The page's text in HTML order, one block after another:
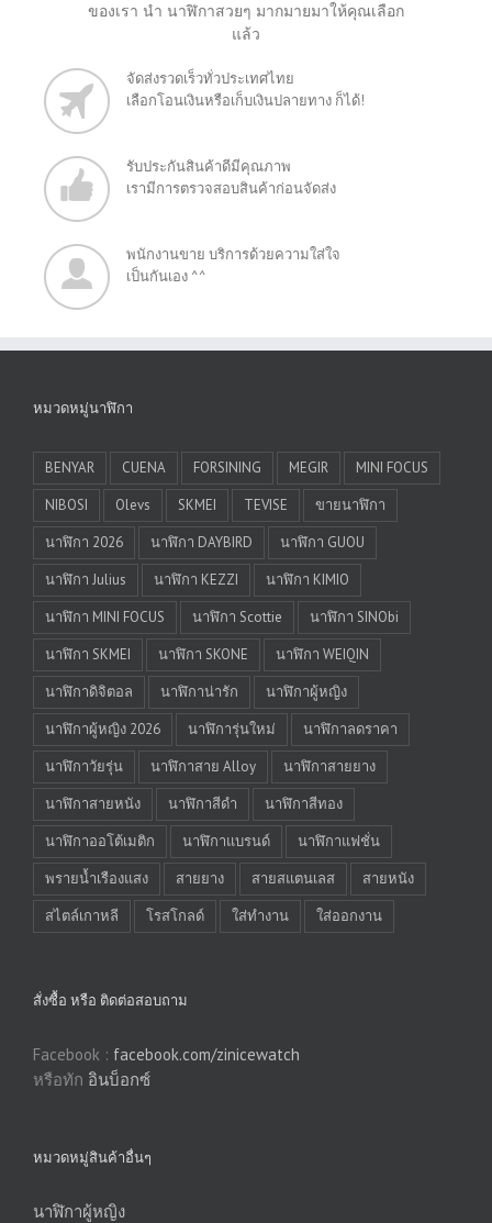
ของเรา นำ นาฬิกาสวยๆ มากมายมาให้คุณเลือก
แล้ว
จัดส่งรวดเร็วทั่วประเทศไทย
เลือกโอนเงินหรือเก็บเงินปลายทาง ก็ได้!
รับประกันสินค้าดีมีคุณภาพ
เรามีการตรวจสอบสินค้าก่อนจัดส่ง
พนักงานขาย บริการด้วยความใส่ใจ
เป็นกันเอง ^^
หมวดหมู่นาฬิกา
BENYAR CUENA FORSINING MEGIR
MINI FOCUS
NIBOSI
Olevs SKMEI TEVISE
ขายนาฬิกา
นาฬิกา 2026
นาฬิกา DAYBIRD
นาฬิกา GUOU
นาฬิกา Julius
นาฬิกา KEZZI
นาฬิกา KIMIO
นาฬิกา MINI FOCUS
นาฬิกา Scottie
นาฬิกา SINObi
นาฬิกา SKMEI
นาฬิกา SKONE
นาฬิกา WEIQIN
นาฬิกาดิจิตอล
นาฬิกาน่ารัก
นาฬิกาผู้หญิง
นาฬิกาผู้หญิง 2026
นาฬิการุ่นใหม่
นาฬิกาลดราคา
นาฬิกาวัยรุ่น
นาฬิกาสาย Alloy
นาฬิกาสายยาง
นาฬิกาสายหนัง
นาฬิกาสีดำ
นาฬิกาสีทอง
นาฬิกาออโต้เมติก
นาฬิกาแบรนด์
นาฬิกาแฟชั่น
พรายน้ำเรืองแสง
สายยาง สายสแตนเลส
สายหนัง
สไตล์เกาหลี
โรสโกลด์ ใส่ทำงาน ใส่ออกงาน
สั่งซื้อ หรือ ติดต่อสอบถาม
Facebook : facebook.com/zinicewatch
หรือทัก อินบ็อกซ์
หมวดหมู่สินค้าอื่นๆ
นาฬิกาผู้หญิง